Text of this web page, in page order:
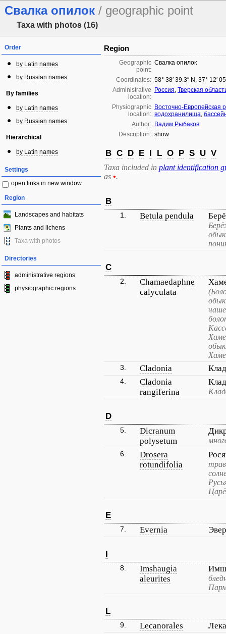
Свалка опилок / geographic point
Taxa with photos (16)
Order
by Latin names
by Russian names
By families
by Latin names
by Russian names
Hierarchical
by Latin names
Settings
open links in new window
Region
Landscapes and habitats
Plants and lichens
Taxa with photos
Directories
administrative regions
physiographic regions
Region
Geographic
point:
Свалка опилок
Coordinates: 58° 38′ 39.3″ N, 37° 12′
Administrative
location:
Россия, Тверская
Physiographic
location:
Восточно-Европейская
водохранилища,
Author: Вадим Рыбаков
Description: show
B C D E I L O P S U V
Taxa included in plant identification
as •.
B
1. Betula pendula
C
2.
Chamaedaphne
calyculata
3. Cladonia
4.
Cladonia
rangiferina
D
5.
Dicranum
polysetum
6.
Drosera
rotundifolia
E
7. Evernia
I
8.
Imshaugia
aleurites
L
9. Lecanorales